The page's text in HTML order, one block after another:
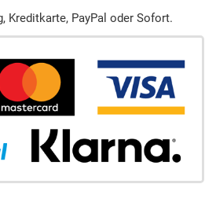
Kreditkarte, PayPal oder Sofort.